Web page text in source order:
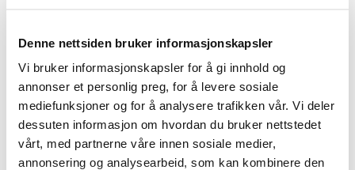
Denne nettsiden bruker informasjonskapsler
Vi bruker informasjonskapsler for å gi innhold og
annonser et personlig preg, for å levere sosiale
mediefunksjoner og for å analysere trafikken vår. Vi deler
dessuten informasjon om hvordan du bruker nettstedet
vårt, med partnerne våre innen sosiale medier,
annonsering og analysearbeid, som kan kombinere den
har heilbrigdande krefter. Kyrkja ligg i Røldal
sentrum og var eit av dei viktigaste
pilegrimsmåla i middelalderen og h...